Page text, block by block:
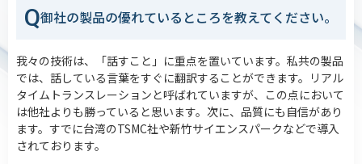
Q御社の製品の優れているところを教えてください。
我々の技術は、「話すこと」に重点を置いています。私共の製品
では、話している言葉をすぐに翻訳することができます。リアル
タイムトランスレーションと呼ばれていますが、この点において
は他社よりも勝っていると思います。次に、品質にも自信があり
ます。すでに台湾のTSMC社や新竹サイエンスパークなどで導入
されております。